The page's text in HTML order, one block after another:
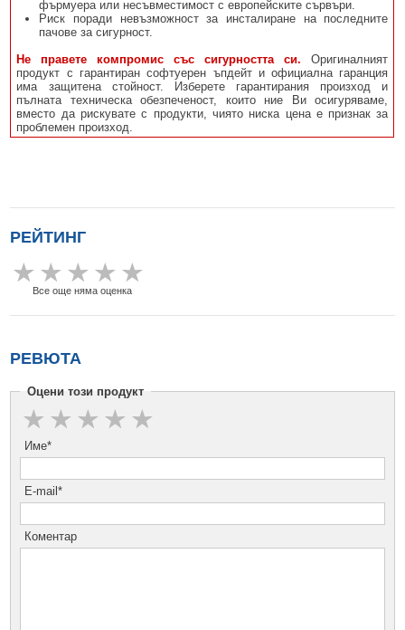
фърмуера или несъвместимост с европейските сървъри.
Риск поради невъзможност за инсталиране на последните
пачове за сигурност.
Не правете компромис със сигурността си. Оригиналният
продукт с гарантиран софтуерен ъпдейт и официална гаранция
има защитена стойност. Изберете гарантирания произход и
пълната техническа обезпеченост, които ние Ви осигуряваме,
вместо да рискувате с продукти, чиято ниска цена е признак за
проблемен произход.
РЕЙТИНГ
Все още няма оценка
РЕВЮТА
Оцени този продукт
Име*
E-mail*
Коментар